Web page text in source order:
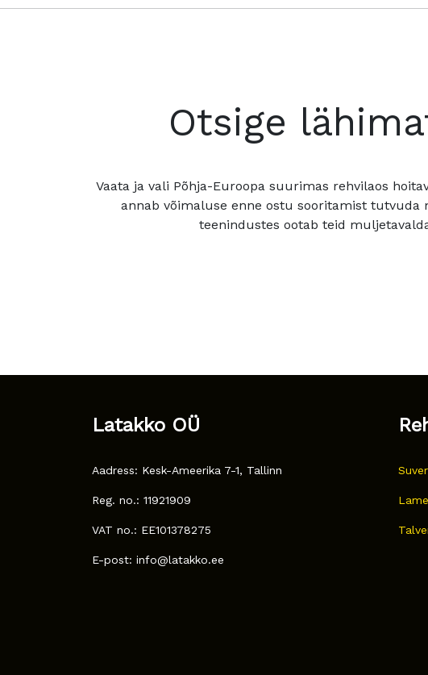
Otsige
Vaata ja vali Põhja-Euroopa suurimas rehvilaos
annab võimaluse enne ostu sooritamist tutvuda
teenindustes ootab teid
Latakko OÜ
Aadress: Kesk-Ameerika 7-1, Tallinn
Reg. no.: 11921909
VAT no.: EE101378275
E-post: info@latakko.ee